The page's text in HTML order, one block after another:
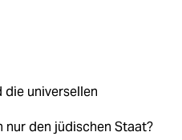
die universellen
den jüdischen Staat?